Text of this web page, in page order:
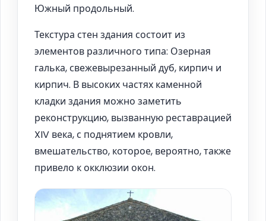
Южный продольный.
Текстура стен здания состоит из
элементов различного типа: Озерная
галька, свежевырезанный дуб, кирпич и
кирпич. В высоких частях каменной
кладки здания можно заметить
реконструкцию, вызванную реставрацией
XIV века, с поднятием кровли,
вмешательство, которое, вероятно, также
привело к окклюзии окон.